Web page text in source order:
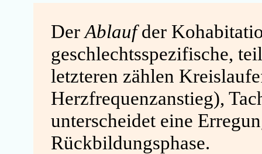
DerAblaufder
geschlechtsspezifische,
letzteren zählen
Herzfrequenzanstieg),
unterscheidet eine
Rückbildungsphase.